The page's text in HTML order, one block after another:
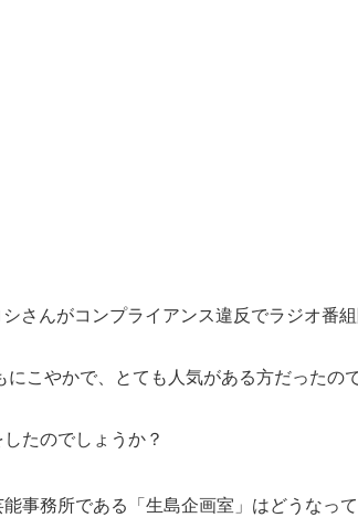
さんがコンプライアンス違反でラジオ番
こやかで、とても人気がある方だったの
たのでしょうか？
事務所である「生島企画室」はどうなっ